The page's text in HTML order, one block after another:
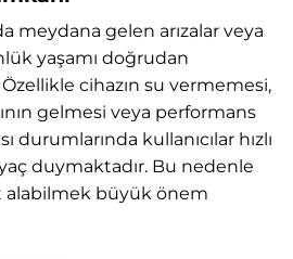
meydana gelen arızalar veya
yaşamı doğrudan
cihazın su vermemesi,
gelmesi veya performans
durumlarında kullanıcılar hızlı
duymaktadır. Bu nedenle
büyük önem